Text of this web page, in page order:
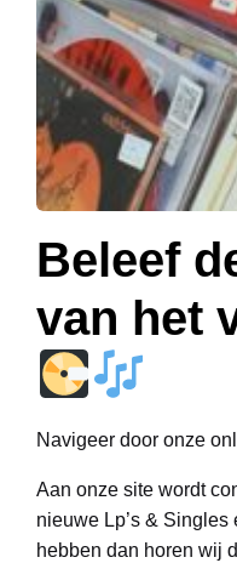
Beleef
van het
Navigeer door onze
Aan onze site wordt
nieuwe Lp’s & Singles
hebben dan horen wij